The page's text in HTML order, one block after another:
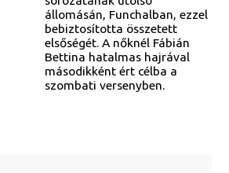
állomásán, Funchalban, ezzel
bebiztosította összetett
elsőségét. A nőknél Fábián
Bettina hatalmas hajrával
másodikként ért célba a
szombati versenyben.